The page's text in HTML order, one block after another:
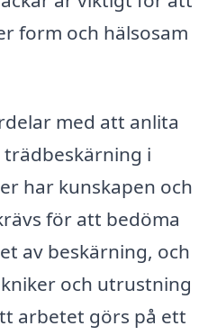
form och hälsosam
med att anlita
i
har kunskapen och
för att bedöma
av beskärning, och
och utrustning
arbetet görs på ett